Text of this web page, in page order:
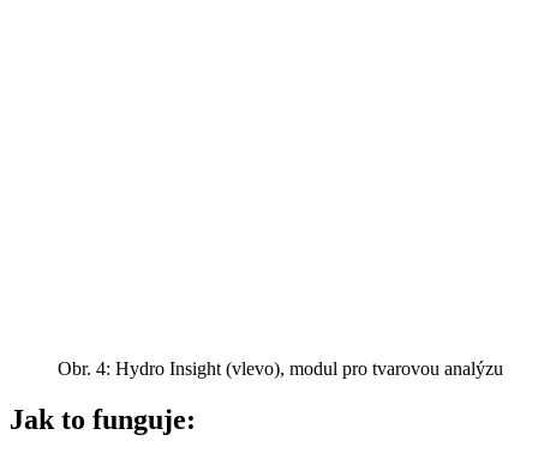
Obr. 4: Hydro Insight (vlevo), modul pro tvarovou analýzu
Jak to funguje: